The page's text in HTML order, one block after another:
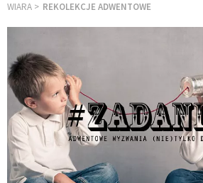
WIARA REKOLEKCJE ADWENTOWE